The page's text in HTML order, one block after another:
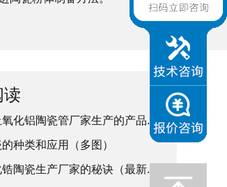
读
化铝陶瓷管厂家生产的产品..
种类和应用（多图）
陶瓷生产厂家的秘诀（最新..